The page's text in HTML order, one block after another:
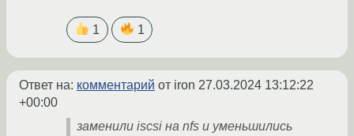
1 1
Ответ на: комментарий от iron 27.03.2024 13:12:22
+00:00
заменили iscsi на nfs и уменьшились